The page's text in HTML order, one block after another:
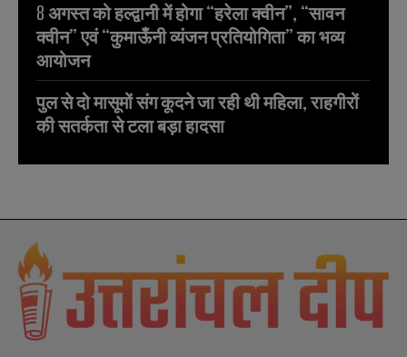
8 अगस्त को हल्द्वानी में होगा “हरेला क्वीन”, “सावन
क्वीन” एवं “कुमाऊँनी व्यंजन प्रतियोगिता” का भव्य
आयोजन
पुल से दो मासूमों संग कूदने जा रही थी महिला, राहगीरों
की सतर्कता से टला बड़ा हादसा